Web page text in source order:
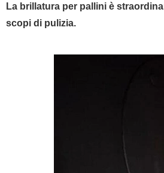
La brillatura per pallini è
scopi di pulizia.